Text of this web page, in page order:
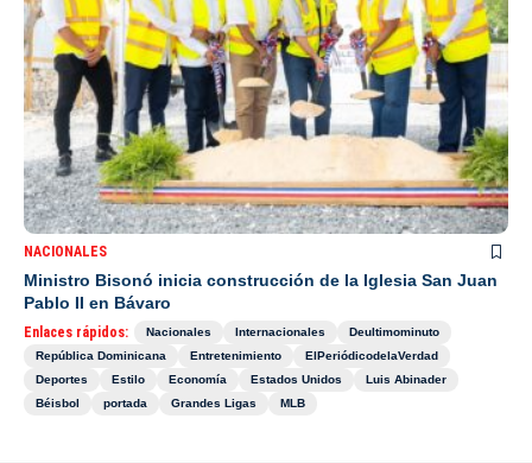
NACIONALES
Ministro Bisonó inicia construcción de la Iglesia San Juan
Pablo II en Bávaro
Enlaces rápidos: Nacionales Internacionales
Deultimominuto
República Dominicana
Entretenimiento
ElPeriódicodelaVerdad
Deportes
Estilo Economía Estados Unidos
Luis Abinader
Béisbol
portada Grandes Ligas MLB